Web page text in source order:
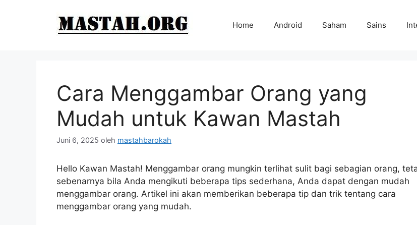
Home Android Saham Sains
Cara Menggambar Orang yang
Mudah untuk Kawan Mastah
Juni 6, 2025 oleh mastahbarokah
Hello Kawan Mastah! Menggambar orang mungkin terlihat sulit bagi sebagian orang,
sebenarnya bila Anda mengikuti beberapa tips sederhana, Anda dapat dengan mudah
menggambar orang. Artikel ini akan memberikan beberapa tip dan trik tentang cara
menggambar orang yang mudah.